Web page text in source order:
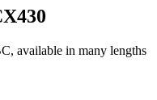
available in many lengths